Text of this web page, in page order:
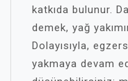
katkıda bulunur.
demek, yağ
Dolayısıyla,
yakmaya devam